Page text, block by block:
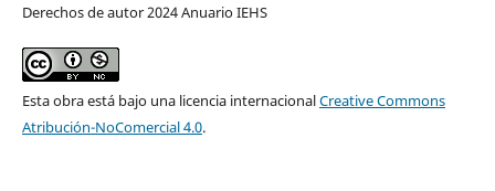
Derechos de autor 2024 Anuario IEHS
Esta obra está bajo una licencia internacionalCreative Commons
Atribución-NoComercial 4.0.